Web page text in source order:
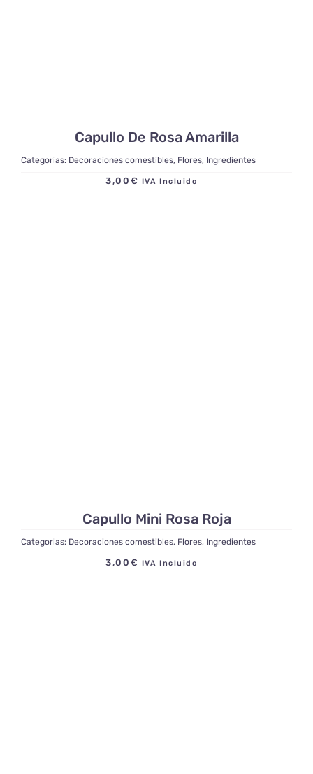
Capullo De Rosa Amarilla
Categorias: Decoraciones comestibles, Flores, Ingredientes
3,00 € IVA Incluido
Capullo Mini Rosa Roja
Categorias: Decoraciones comestibles, Flores, Ingredientes
3,00 € IVA Incluido